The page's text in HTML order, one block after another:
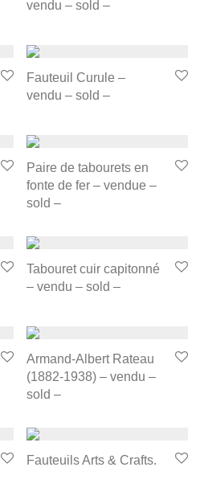
vendu – sold –
Fauteuil Curule –
vendu – sold –
Paire de tabourets en
fonte de fer – vendue –
sold –
Tabouret cuir capitonné
– vendu – sold –
Armand-Albert Rateau
(1882-1938) – vendu –
sold –
Fauteuils Arts & Crafts.